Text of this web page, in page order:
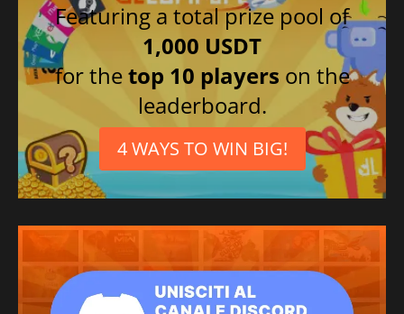
Featuring a total prize pool of
1,000 USDT
for thetop 10 players on the
leaderboard.
4 WAYS TO WIN BIG!